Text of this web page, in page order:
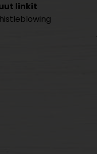
linkit